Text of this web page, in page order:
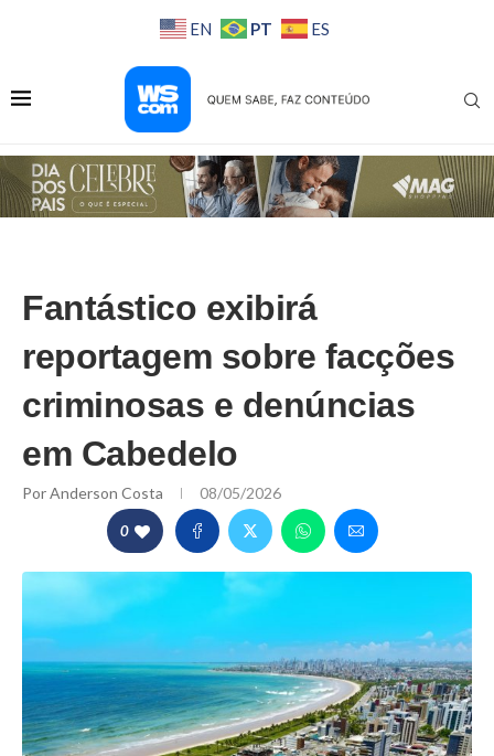
EN PT ES
Fantástico exibirá
reportagem sobre facções
criminosas e denúncias
em Cabedelo
PorAnderson Costa 08/05/2026
0